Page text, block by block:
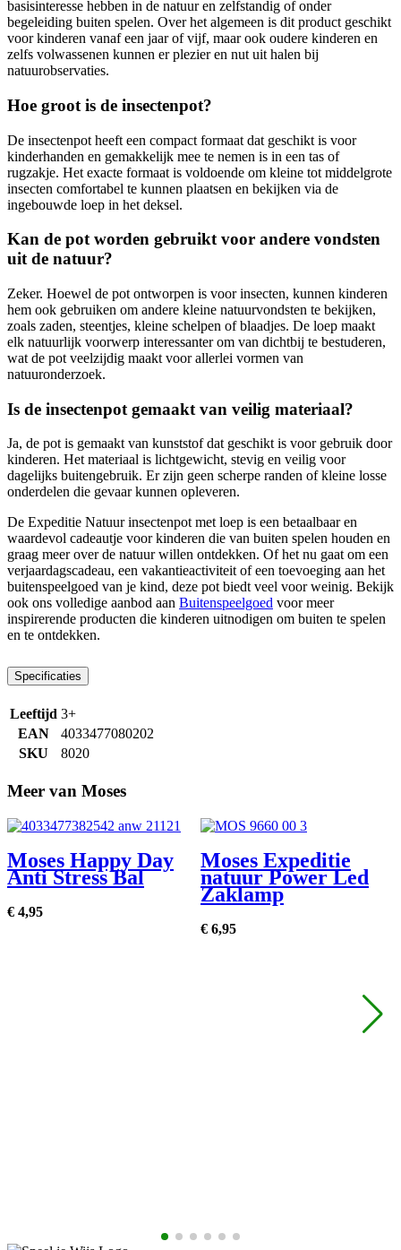
basisinteresse hebben in de natuur en zelfstandig of onder
begeleiding buiten spelen. Over het algemeen is dit product geschikt
voor kinderen vanaf een jaar of vijf, maar ook oudere kinderen en
zelfs volwassenen kunnen er plezier en nut uit halen bij
natuurobservaties.
Hoe groot is de insectenpot?
De insectenpot heeft een compact formaat dat geschikt is voor
kinderhanden en gemakkelijk mee te nemen is in een tas of
rugzakje. Het exacte formaat is voldoende om kleine tot middelgrote
insecten comfortabel te kunnen plaatsen en bekijken via de
ingebouwde loep in het deksel.
Kan de pot worden gebruikt voor andere vondsten
uit de natuur?
Zeker. Hoewel de pot ontworpen is voor insecten, kunnen kinderen
hem ook gebruiken om andere kleine natuurvondsten te bekijken,
zoals zaden, steentjes, kleine schelpen of blaadjes. De loep maakt
elk natuurlijk voorwerp interessanter om van dichtbij te bestuderen,
wat de pot veelzijdig maakt voor allerlei vormen van
natuuronderzoek.
Is de insectenpot gemaakt van veilig materiaal?
Ja, de pot is gemaakt van kunststof dat geschikt is voor gebruik door
kinderen. Het materiaal is lichtgewicht, stevig en veilig voor
dagelijks buitengebruik. Er zijn geen scherpe randen of kleine losse
onderdelen die gevaar kunnen opleveren.
De Expeditie Natuur insectenpot met loep is een betaalbaar en
waardevol cadeautje voor kinderen die van buiten spelen houden en
graag meer over de natuur willen ontdekken. Of het nu gaat om een
verjaardagscadeau, een vakantieactiviteit of een toevoeging aan het
buitenspeelgoed van je kind, deze pot biedt veel voor weinig. Bekijk
ook ons volledige aanbod aan Buitenspeelgoed voor meer
inspirerende producten die kinderen uitnodigen om buiten te spelen
en te ontdekken.
Specificaties
Leeftijd 3+
EAN
4033477080202
SKU
8020
Meer van Moses
Moses Happy Day
Anti Stress Bal
€ 4,95
Moses Expeditie
natuur Power Led
Zaklamp
€ 6,95